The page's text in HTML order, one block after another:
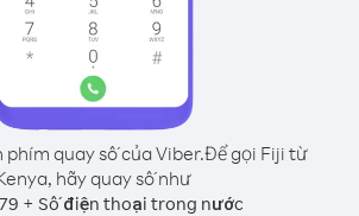
phím quay số của Viber.Để gọi Fiji từ
hãy quay số như
+ Số điện thoại trong nước